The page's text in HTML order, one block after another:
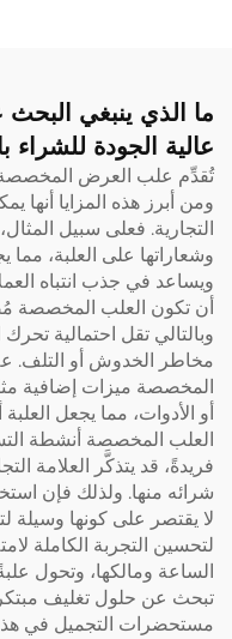
ما الذي ينبغي
عالية الجودة للشراء
تُقدِّم علب العرض المخصصة
ومن أبرز هذه المزايا أنها
التجارية. فعلى سبيل
وشعاراتها على العلبة،
ويساعد في جذب انتباه
أن تكون العلب المخصصة
وبالتالي تقل احتمالية
مخاطر الخدوش أو التلف.
المخصصة ميزات إضافية
أو الأدوات، مما يجعل
العلب المخصصة أنشطة
فريدةً، قد يتذكَّر العلامة
شرائه منها. ولذلك فإن
لا يقتصر على كونها
لتحسين التجربة الكاملة
الساعة ومالكها، وتحول
تبحث عن حلول تغليف
مستحضرات التجميل في